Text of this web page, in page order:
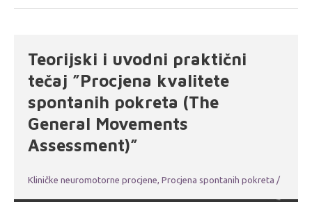
Teorijski i uvodni praktični
tečaj ”Procjena kvalitete
spontanih pokreta (The
General Movements
Assessment)”
Kliničke neuromotorne procjene Procjena spontanih pokreta /